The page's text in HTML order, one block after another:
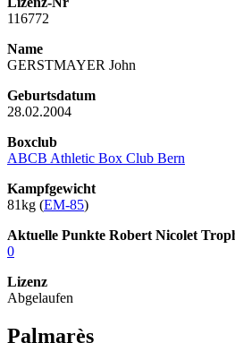
116772
Name
GERSTMAYER John
Geburtsdatum
28.02.2004
Boxclub
ABCB Athletic Box Club Bern
Kampfgewicht
81kg (EM-85)
Aktuelle Punkte Robert Nicolet
0
Lizenz
Abgelaufen
Palmarès